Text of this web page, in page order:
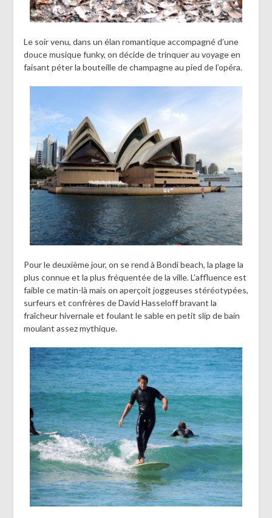
Le soir venu, dans un élan romantique accompagné d’une
douce musique funky, on décide de trinquer au voyage en
faisant péter la bouteille de champagne au pied de l’opéra.
Pour le deuxième jour, on se rend à Bondi beach, la plage la
plus connue et la plus fréquentée de la ville. L’affluence est
faible ce matin-là mais on aperçoit joggeuses stéréotypées,
surfeurs et confrères de David Hasseloff bravant la
fraîcheur hivernale et foulant le sable en petit slip de bain
moulant assez mythique.